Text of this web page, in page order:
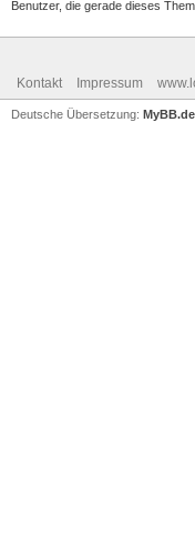
Benutzer, die gerade dieses
Kontakt Impressum
Deutsche Übersetzung: MyBB.de